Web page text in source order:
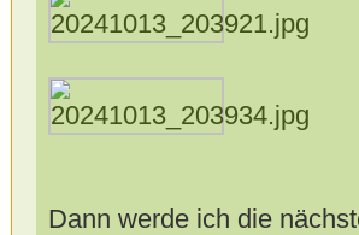
Dann werde ich die